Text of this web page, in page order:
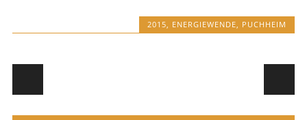
2015, ENERGIEWENDE, PUCHHEIM
Post navigation